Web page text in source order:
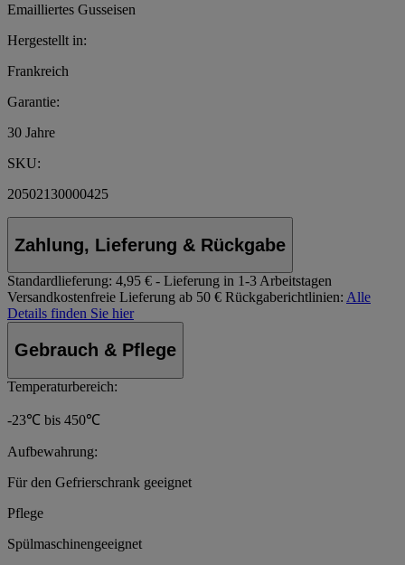
Emailliertes Gusseisen
Hergestellt in:
Frankreich
Garantie:
30 Jahre
SKU:
20502130000425
Zahlung, Lieferung & Rückgabe
Standardlieferung: 4,95 € - Lieferung in 1-3 Arbeitstagen
Versandkostenfreie Lieferung ab 50 € Rückgaberichtlinien: Alle
Details finden Sie hier
Gebrauch & Pflege
Temperaturbereich:
-23℃ bis 450℃
Aufbewahrung:
Für den Gefrierschrank geeignet
Pflege
Spülmaschinengeeignet